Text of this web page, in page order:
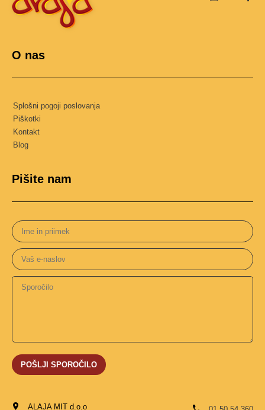
ALAJA MIT d.o.o
O nas
Splošni pogoji poslovanja
Piškotki
Kontakt
Blog
Pišite nam